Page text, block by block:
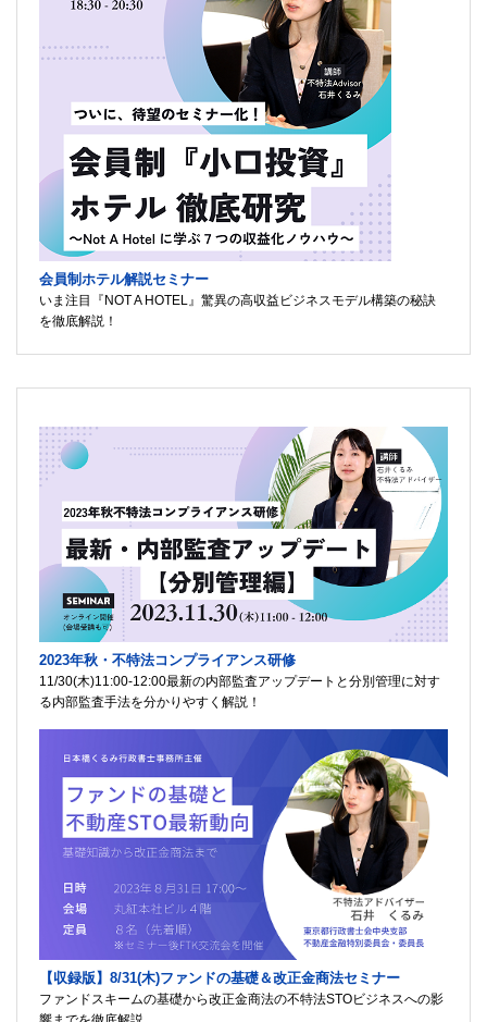
会員制ホテル解説セミナー
いま注目『NOT A HOTEL』驚異の高収益ビジネスモデル構築の秘訣
を徹底解説！
2023年秋・不特法コンプライアンス研修
11/30(木)11:00-12:00最新の内部監査アップデートと分別管理に対す
る内部監査手法を分かりやすく解説！
【収録版】8/31(木)ファンドの基礎＆改正金商法セミナー
ファンドスキームの基礎から改正金商法の不特法STOビジネスへの影